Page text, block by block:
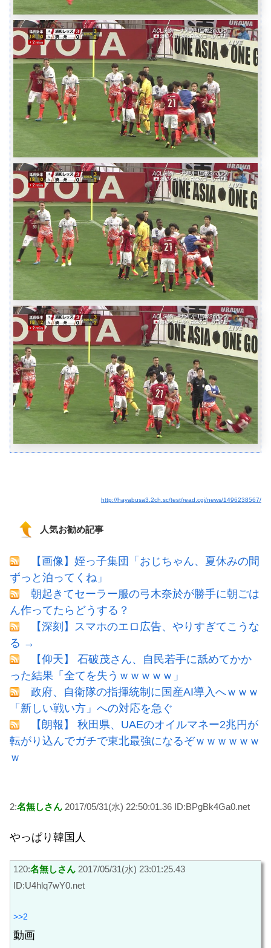
http://hayabusa3.2ch.sc/test/read.cgi/news/1496238567/
人気お勧め記事
【画像】姪っ子集団「おじちゃん、夏休みの間
ずっと泊ってくね」
朝起きてセーラー服の弓木奈於が勝手に朝ごは
ん作ってたらどうする？
【深刻】スマホのエロ広告、やりすぎてこうな
る →
【仰天】 石破茂さん、自民若手に舐めてかか
った結果「全てを失うｗｗｗｗｗ」
政府、自衛隊の指揮統制に国産AI導入へｗｗｗ
「新しい戦い方」への対応を急ぐ
【朗報】 秋田県、UAEのオイルマネー2兆円が
転がり込んでガチで東北最強になるぞｗｗｗｗｗｗ
ｗ
2:名無しさん 2017/05/31(水) 22:50:01.36 ID:BPgBk4Ga0.net
やっぱり韓国人
120:名無しさん 2017/05/31(水) 23:01:25.43
ID:U4hlq7wY0.net
>>2
動画